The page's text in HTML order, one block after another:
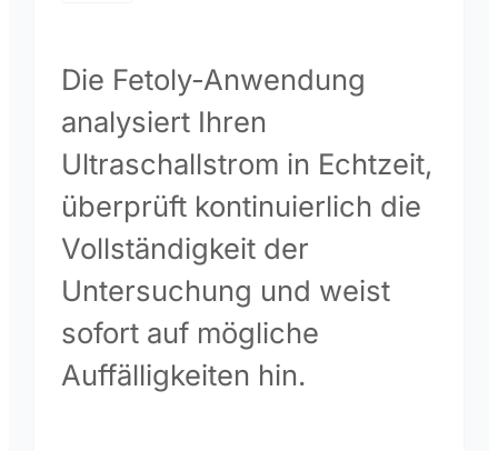
Die Fetoly-Anwendung
analysiert Ihren
Ultraschallstrom in Echtzeit,
überprüft kontinuierlich die
Vollständigkeit der
Untersuchung und weist
sofort auf mögliche
Auffälligkeiten hin.